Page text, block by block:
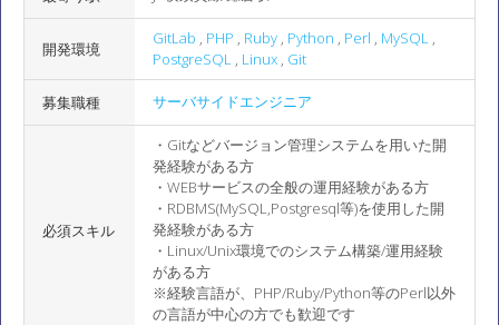
開発環境
GitLab , PHP , Ruby , Python , Perl , MySQL ,
PostgreSQL , Linux , Git
募集職種 サーバサイドエンジニア
必須スキル
・Gitなどバージョン管理システムを用いた開
発経験がある方
・WEBサービスの全般の運用経験がある方
・RDBMS(MySQL,Postgresql等)を使用した開
発経験がある方
・Linux/Unix環境でのシステム構築/運用経験
がある方
※経験言語が、PHP/Ruby/Python等のPerl以外
の言語が中心の方でも歓迎です